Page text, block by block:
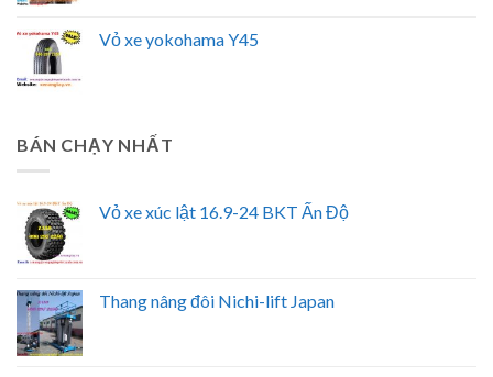
Vỏ xe yokohama Y45
BÁN CHẠY NHẤT
Vỏ xe xúc lật 16.9-24 BKT Ấn Độ
Thang nâng đôi Nichi-lift Japan